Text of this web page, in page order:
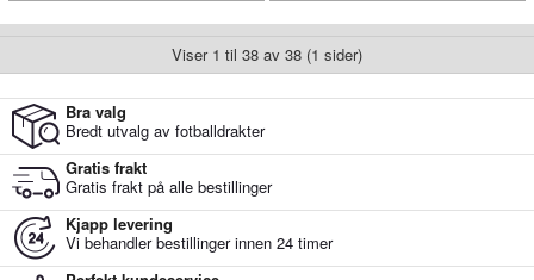
Viser 1 til 38 av 38 (1 sider)
Bra valg
Bredt utvalg av fotballdrakter
Gratis frakt
Gratis frakt på alle bestillinger
Kjapp levering
Vi behandler bestillinger innen 24 timer